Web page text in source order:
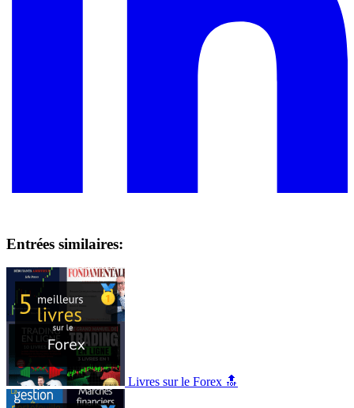
Entrées similaires:
Livres sur le Forex 🔝